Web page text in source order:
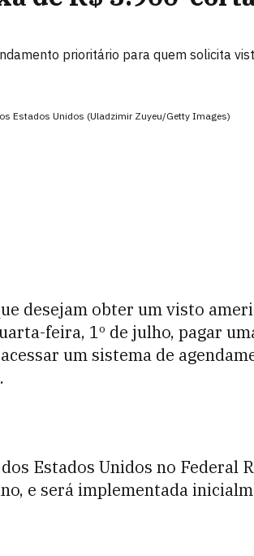
prioritário para quem solicita
Estados Unidos (Uladzimir Zuyeu/Getty Images)
desejam obter um visto
feira, 1º de julho, pagar
um sistema de
Estados Unidos no Federal
e será implementada